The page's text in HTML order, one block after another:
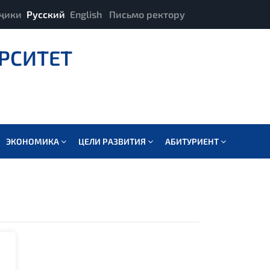
Русский English Письмо ректору
ЭКОНОМИКА ЦЕЛИ РАЗВИТИЯ АБИТУРИЕНТ